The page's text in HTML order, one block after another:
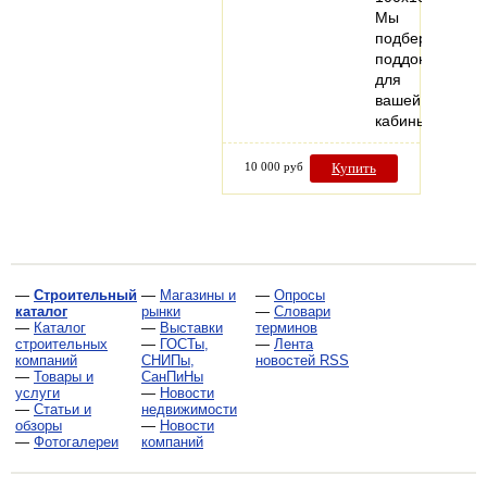
Мы
подберем
поддон
для
вашей
кабины!
10 000 руб Купить
— Строительный
каталог
— Каталог
строительных
компаний
— Товары и
услуги
— Статьи и
обзоры
— Фотогалереи
— Магазины и
рынки
— Выставки
— ГОСТы,
СНИПы,
СанПиНы
— Новости
недвижимости
— Новости
компаний
— Опросы
— Словари
терминов
— Лента
новостей RSS